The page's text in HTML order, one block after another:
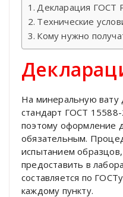
Декларация ГОСТ
Технические
Кому нужно
На минеральную вату
стандарт ГОСТ
поэтому оформление
обязательным.
испытанием
предоставить в
составляется по
каждому пункту.